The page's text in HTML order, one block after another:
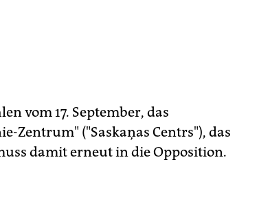
vom 17. September, das
Zentrum" ("Saskaņas Centrs"), das
damit erneut in die Opposition.